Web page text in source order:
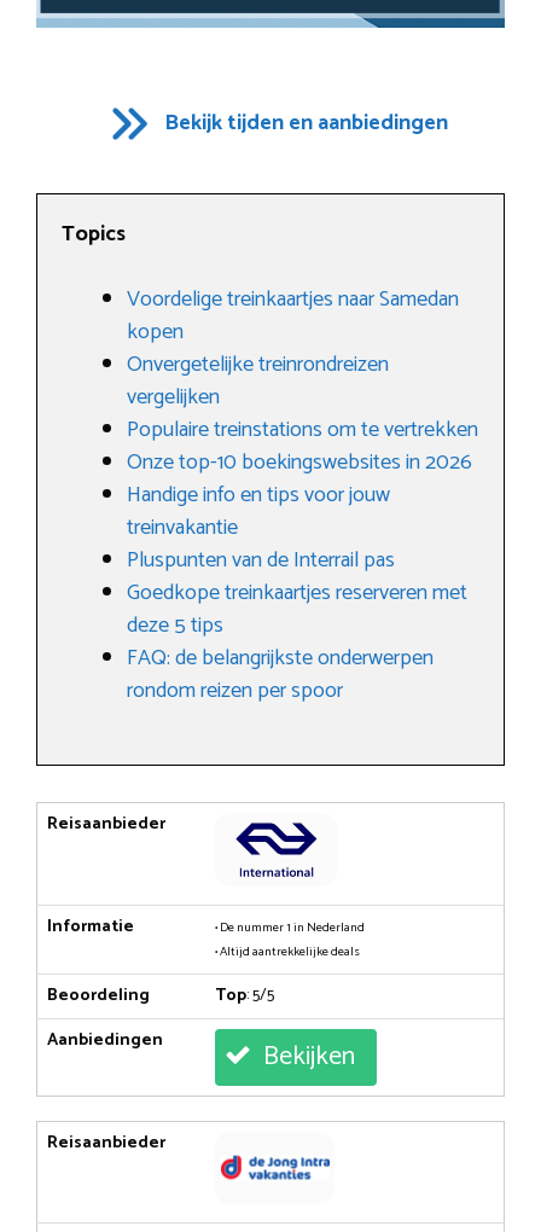
Bekijk tijden en aanbiedingen
Topics
Voordelige treinkaartjes naar Samedan
kopen
Onvergetelijke treinrondreizen
vergelijken
Populaire treinstations om te vertrekken
Onze top-10 boekingswebsites in 2026
Handige info en tips voor jouw
treinvakantie
Pluspunten van de Interrail pas
Goedkope treinkaartjes reserveren met
deze 5 tips
FAQ: de belangrijkste onderwerpen
rondom reizen per spoor
Reisaanbieder
Informatie
• De nummer 1 in Nederland
• Altijd aantrekkelijke deals
Beoordeling Top: 5/5
Aanbiedingen
Bekijken
Reisaanbieder